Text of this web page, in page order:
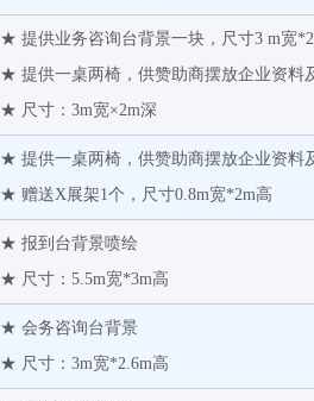
★ 提供业务咨询台背景一块，尺寸3 m宽
★ 提供一桌两椅，供赞助商摆放企业资料
★ 尺寸：3m宽×2m深
★ 提供一桌两椅，供赞助商摆放企业资料
★ 赠送X展架1个，尺寸0.8m宽*2m高
★ 报到台背景喷绘
★ 尺寸：5.5m宽*3m高
★ 会务咨询台背景
★ 尺寸：3m宽*2.6m高